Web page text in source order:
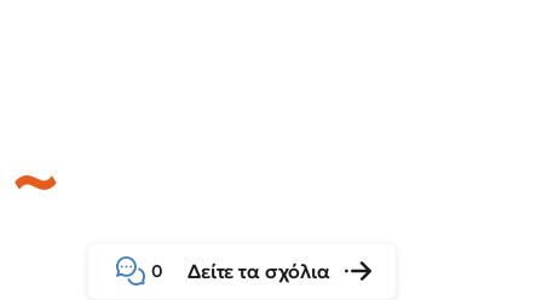
0 Δείτε τα σχόλια